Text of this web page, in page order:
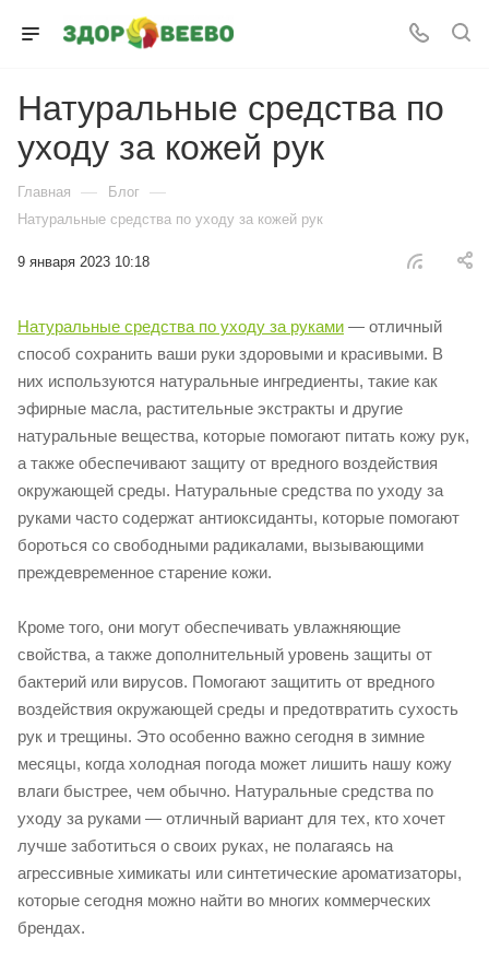
Натуральные средства по
уходу за кожей рук
Главная — Блог —
Натуральные средства по уходу за кожей рук
9 января 2023 10:18
Натуральные средства по уходу за руками — отличный
способ сохранить ваши руки здоровыми и красивыми. В
них используются натуральные ингредиенты, такие как
эфирные масла, растительные экстракты и другие
натуральные вещества, которые помогают питать кожу рук,
а также обеспечивают защиту от вредного воздействия
окружающей среды. Натуральные средства по уходу за
руками часто содержат антиоксиданты, которые помогают
бороться со свободными радикалами, вызывающими
преждевременное старение кожи.
Кроме того, они могут обеспечивать увлажняющие
свойства, а также дополнительный уровень защиты от
бактерий или вирусов. Помогают защитить от вредного
воздействия окружающей среды и предотвратить сухость
рук и трещины. Это особенно важно сегодня в зимние
месяцы, когда холодная погода может лишить нашу кожу
влаги быстрее, чем обычно. Натуральные средства по
уходу за руками — отличный вариант для тех, кто хочет
лучше заботиться о своих руках, не полагаясь на
агрессивные химикаты или синтетические ароматизаторы,
которые сегодня можно найти во многих коммерческих
брендах.